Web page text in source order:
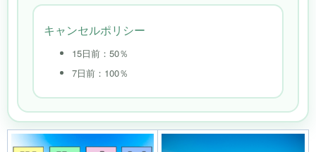
キャンセルポリシー
15日前：50％
7日前：100％